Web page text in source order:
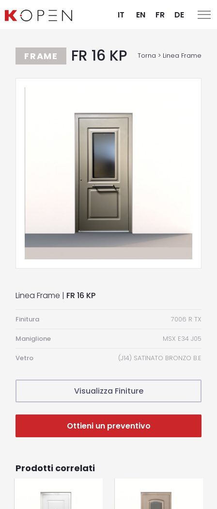
IT EN FR DE
FRAME FR 16 KP Torna > Linea Frame
Linea Frame | FR 16 KP
Finitura 7006 R TX
Maniglione MSX E34 J05
Vetro (J14) SATINATO BRONZO B.E
Visualizza Finiture
Ottieni un preventivo
Prodotti correlati